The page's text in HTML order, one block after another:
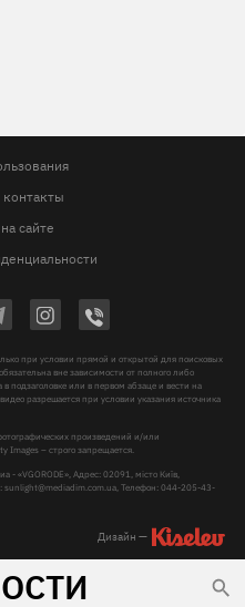
контакты
сайте
при условии прямой и открытой для поисковых
вне зависимости от полного либо
подзаголовке или в первом абзаце и вести на
разрешается при условии указания источника
произведений и/или
Images – строго запрещается.
«VGORODE», Адрес: 02091, місто Київ,
sunlight@mediadim.com.ua , Телефон: 044-205-43-
Дизайн —